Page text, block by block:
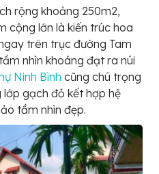
rộng khoảng 250m2,
cộng lớn là kiến trúc hoa
trên trục đường Tam
nhìn khoáng đạt ra núi
Ninh Bình cũng chú trọng
gạch đỏ kết hợp hệ
tầm nhìn đẹp.